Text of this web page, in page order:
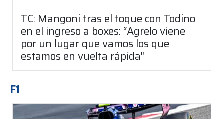
TC: Mangoni tras el toque con Todino
en el ingreso a boxes: “Agrelo viene
por un lugar que vamos los que
estamos en vuelta rápida"
F1